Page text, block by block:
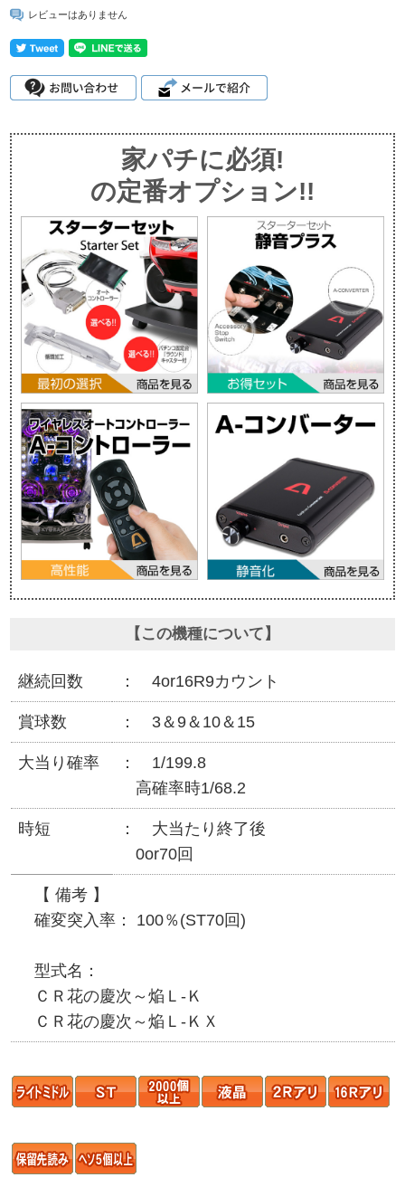
レビューはありません
家パチに必須!
の定番オプション!!
【この機種について】
継続回数 4or16R9カウント
賞球数 3＆9＆10＆15
大当り確率
1/199.8
高確率時1/68.2
時短
大当たり終了後
0or70回
【 備考 】
確変突入率： 100％(ST70回)
型式名：
ＣＲ花の慶次～焔Ｌ‐Ｋ
ＣＲ花の慶次～焔Ｌ‐ＫＸ